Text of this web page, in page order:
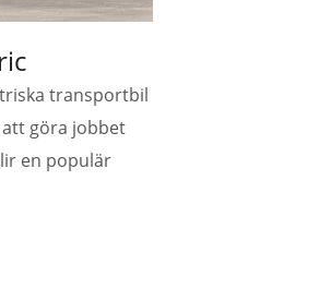
transportbil
göra jobbet
en populär